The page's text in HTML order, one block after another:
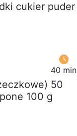
cukier puder
40 min
50
100 g